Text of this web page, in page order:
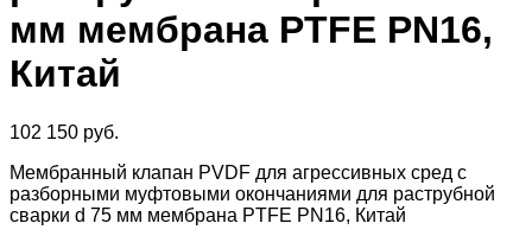
мм мембрана PTFE PN16,
Китай
102 150 руб.
Мембранный клапан PVDF для агрессивных сред с
разборными муфтовыми окончаниями для раструбной
сварки d 75 мм мембрана PTFE PN16, Китай